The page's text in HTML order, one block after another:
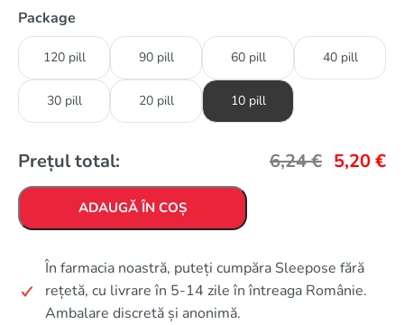
Package
120 pill 90 pill 60 pill 40 pill
30 pill 20 pill 10 pill
Prețul total: 6,24€ 5,20€
ADAUGĂ ÎN COȘ
În farmacia noastră, puteți cumpăra Sleepose fără
rețetă, cu livrare în 5-14 zile în întreaga Românie.
Ambalare discretă și anonimă.